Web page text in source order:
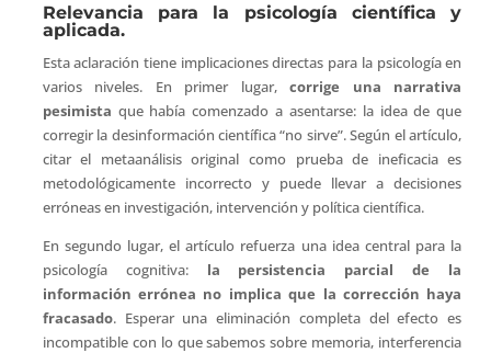
Relevancia para la psicología científica y
aplicada.
Esta aclaración tiene implicaciones directas para la psicología en
varios niveles. En primer lugar,corrige una narrativa
pesimista que había comenzado a asentarse: la idea de que
corregir la desinformación científica “no sirve”. Según el artículo,
citar el metaanálisis original como prueba de ineficacia es
metodológicamente incorrecto y puede llevar a decisiones
erróneas en investigación, intervención y política científica.
En segundo lugar, el artículo refuerza una idea central para la
psicología cognitiva: la persistencia parcial de la
información errónea no implica que la corrección haya
fracasado. Esperar una eliminación completa del efecto es
incompatible con lo que sabemos sobre memoria, interferencia